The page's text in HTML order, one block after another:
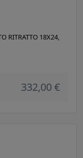
RITRATTO 18X24,
332,00 €